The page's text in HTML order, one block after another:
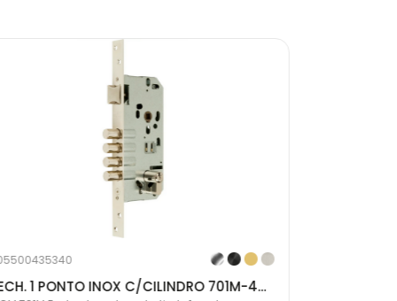
FECH. 1 PONTO INOX C/CILINDRO 701M-4608A341